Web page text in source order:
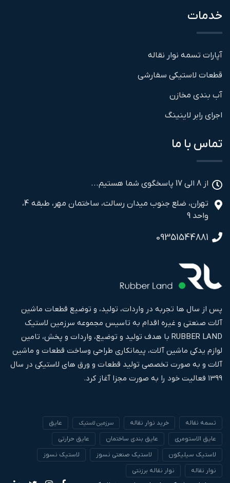
خدمات
آپارات تسمه نوار نقاله
قطعات لاستیکی سفارشی
آب بندی مخازن
اجرای رابر لاینینگ
تماس با ما
از 8 الی 17 پاسخگوی شما هستیم...
تهران، ضلع جنوب میدان رسالت، ساختمان مهر، طبقه 4،
واحد 9
09351544881
پس از سال ها تجربه در واردات، تولید، و توضیع قطعات ماشین
آلات صنعتی و غیره اقدام به تاسیس مجموعه سرزمین لاستیک
RUBBER LAND با هدف تولید و توضیع، واردات و پخش، تامین
لوازم یدکی ماشین آلات، پیمانکاری طراحی وساخت قطعات و ماشین
آلات و به صورت تخصصی تولید قطعات و ورق های لاستیکی در سال
۱۳۹۹ فعالیت خود را به صورت مجزا آغاز کرد.
تسمه نقاله خرید نوار نقاله سرزمین لاستیک
عایق
عایق الاستومری
عایق بندی ساختمان
عایق حرارتی
لاستیک سیلیکون
لاستیک صنعتی نسوز
لاستیک نسوز
نوار نقاله
نوار نقاله برزنتی